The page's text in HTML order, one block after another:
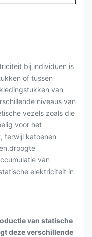
bij individuen is
of tussen
van
niveaus van
vezels zoals die
voor het
terwijl katoenen
van
elektriciteit in
van statische
deze verschillende